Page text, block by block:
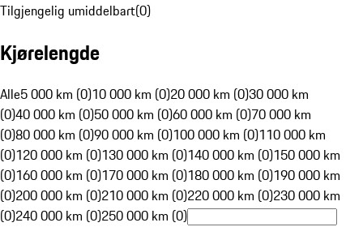
Tilgjengelig umiddelbart(0)
Kjørelengde
Alle5 000 km (0)10 000 km (0)20 000 km (0)30 000 km
(0)40 000 km (0)50 000 km (0)60 000 km (0)70 000 km
(0)80 000 km (0)90 000 km (0)100 000 km (0)110 000 km
(0)120 000 km (0)130 000 km (0)140 000 km (0)150 000 km
(0)160 000 km (0)170 000 km (0)180 000 km (0)190 000 km
(0)200 000 km (0)210 000 km (0)220 000 km (0)230 000 km
(0)240 000 km (0)250 000 km (0)